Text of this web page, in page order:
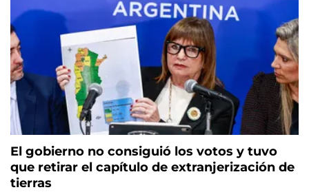
El gobierno no consiguió los votos y tuvo
que retirar el capítulo de extranjerización de
tierras